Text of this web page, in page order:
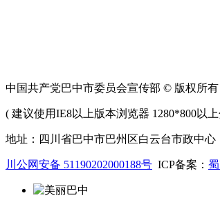
中国共产党巴中市委员会宣传部 © 版权所有
( 建议使用IE8以上版本浏览器 1280*800以
地址：四川省巴中市巴州区白云台市政中心
川公网安备 51190202000188号 ICP备案：